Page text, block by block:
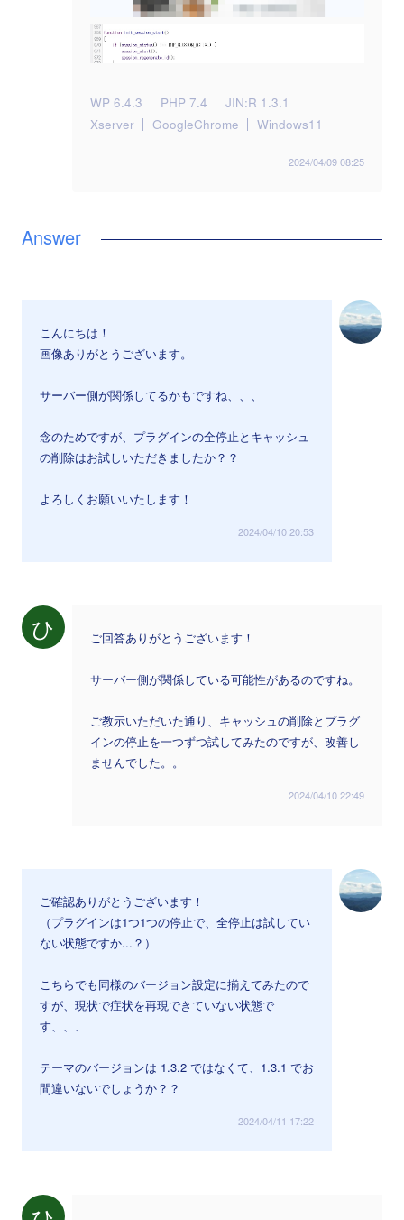
WP 6.4.3 PHP 7.4
JIN:R 1.3.1
Xserver
GoogleChrome Windows11
2024/04/09 08:25
こんにちは！
画像ありがとうございます。
サーバー側が関係してるかもですね、、、
念のためですが、プラグインの全停止とキャッシュ
の削除はお試しいただきましたか？？
よろしくお願いいたします！
2024/04/10 20:53
ひ ご回答ありがとうございます！
サーバー側が関係している可能性があるのですね。
ご教示いただいた通り、キャッシュの削除とプラグ
インの停止を一つずつ試してみたのですが、改善し
ませんでした。。
2024/04/10 22:49
ご確認ありがとうございます！
（プラグインは1つ1つの停止で、全停止は試してい
ない状態ですか...？）
こちらでも同様のバージョン設定に揃えてみたので
すが、現状で症状を再現できていない状態で
す、、、
テーマのバージョンは 1.3.2 ではなくて、1.3.1 でお
間違いないでしょうか？？
2024/04/11 17:22